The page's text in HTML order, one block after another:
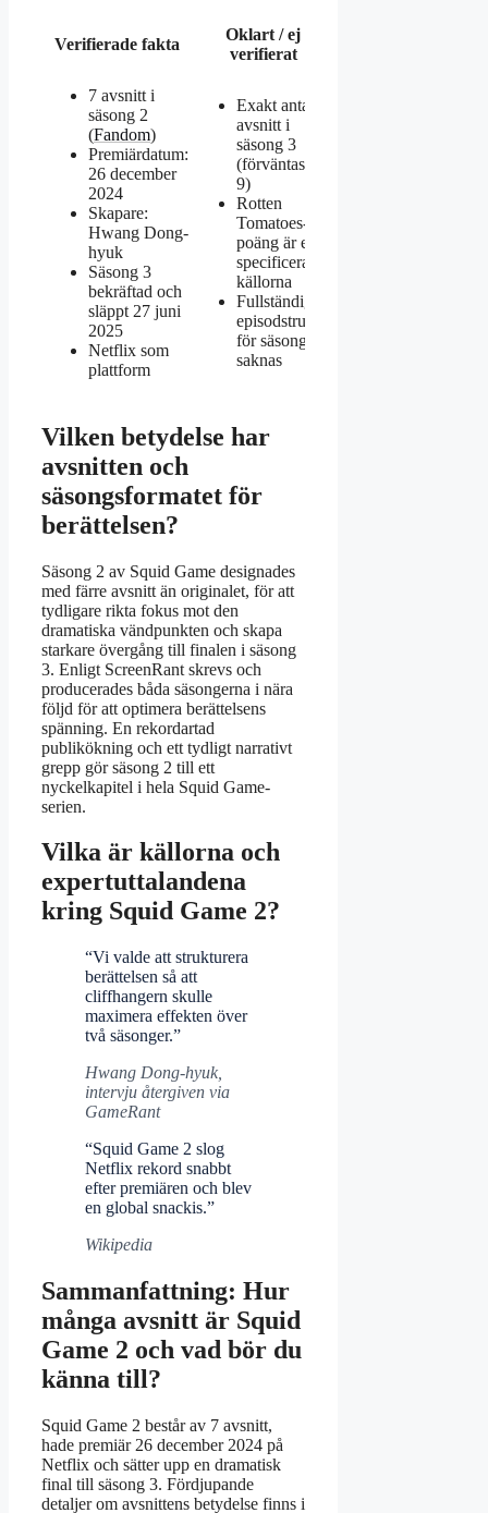
Verifierade fakta
Oklart / ej
verifierat
7 avsnitt i
säsong 2
(Fandom)
Premiärdatum:
26 december
2024
Skapare:
Hwang Dong-
hyuk
Säsong 3
bekräftad och
släppt 27 juni
2025
Netflix som
plattform
Exakt antal
avsnitt i
säsong 3
(förväntas 7–
9)
Rotten
Tomatoes-
poäng är ej
specificerad i
källorna
Fullständig
episodstruktur
för säsong 3
saknas
Vilken betydelse har
avsnitten och
säsongsformatet för
berättelsen?
Säsong 2 av Squid Game designades
med färre avsnitt än originalet, för att
tydligare rikta fokus mot den
dramatiska vändpunkten och skapa
starkare övergång till finalen i säsong
3. Enligt ScreenRant skrevs och
producerades båda säsongerna i nära
följd för att optimera berättelsens
spänning. En rekordartad
publikökning och ett tydligt narrativt
grepp gör säsong 2 till ett
nyckelkapitel i hela Squid Game-
serien.
Vilka är källorna och
expertuttalandena
kring Squid Game 2?
“Vi valde att strukturera
berättelsen så att
cliffhangern skulle
maximera effekten över
två säsonger.”
Hwang Dong-hyuk,
intervju återgiven via
GameRant
“Squid Game 2 slog
Netflix rekord snabbt
efter premiären och blev
en global snackis.”
Wikipedia
Sammanfattning: Hur
många avsnitt är Squid
Game 2 och vad bör du
känna till?
Squid Game 2 består av 7 avsnitt,
hade premiär 26 december 2024 på
Netflix och sätter upp en dramatisk
final till säsong 3. Fördjupande
detaljer om avsnittens betydelse finns i